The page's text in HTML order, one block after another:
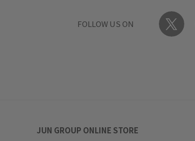
FOLLOW US ON
JUN GROUP ONLINE STORE